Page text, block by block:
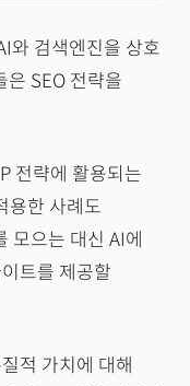
와 검색엔진을 상호
은 SEO 전략을
전략에 활용되는
용한 사례도
모으는 대신 AI에
트를 제공할
적 가치에 대해